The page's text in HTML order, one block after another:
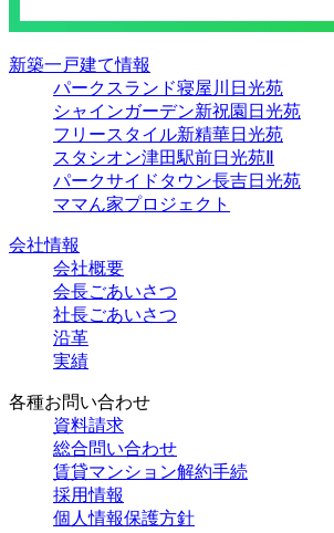
新築一戸建て情報
パークスランド寝屋川日光苑
シャインガーデン新祝園日光苑
フリースタイル新精華日光苑
スタシオン津田駅前日光苑Ⅱ
パークサイドタウン長吉日光苑
ママん家プロジェクト
会社情報
会社概要
会長ごあいさつ
社長ごあいさつ
沿革
実績
各種お問い合わせ
資料請求
総合問い合わせ
賃貸マンション解約手続
採用情報
個人情報保護方針